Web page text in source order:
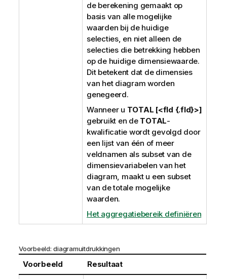
de berekening gemaakt op
basis van alle mogelijke
waarden bij de huidige
selecties, en niet alleen de
selecties die betrekking hebben
op de huidige dimensiewaarde.
Dit betekent dat de dimensies
van het diagram worden
genegeerd.
Wanneer u TOTAL [<fld {.fld}>]
gebruikt en de TOTAL-
kwalificatie wordt gevolgd door
een lijst van één of meer
veldnamen als subset van de
dimensievariabelen van het
diagram, maakt u een subset
van de totale mogelijke
waarden.
Het aggregatiebereik definiëren
Voorbeeld: diagramuitdrukkingen
Voorbeeld Resultaat